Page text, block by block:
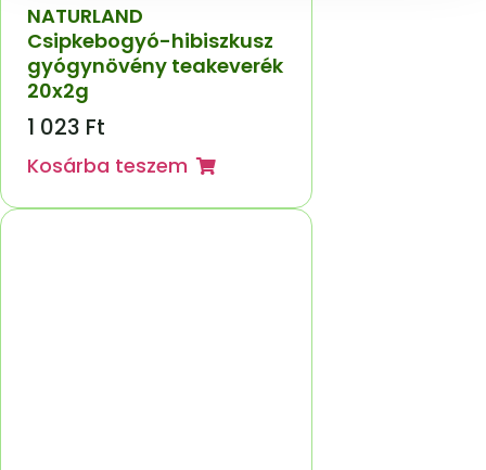
NATURLAND
Csipkebogyó-hibiszkusz
gyógynövény teakeverék
20x2g
1 023 Ft
Kosárba teszem